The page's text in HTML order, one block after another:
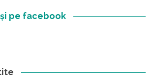
pe facebook